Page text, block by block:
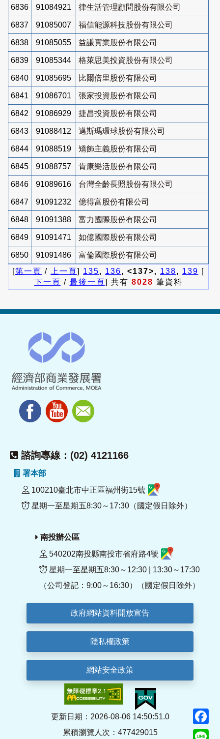
6836 91084921 律生活管理顧問股份有限公司
6837 91085007 福信能源科技股份有限公司
6838 91085055 益謙實業股份有限公司
6839 91085344 格萊思美投資股份有限公司
6840 91085695 比爾倍里股份有限公司
6841 91086701 張家投資股份有限公司
6842 91086929 捷昌投資股份有限公司
6843 91088412 邁斯瑪環球股份有限公司
6844 91088519 矯飾主義股份有限公司
6845 91088757 肯康樂活股份有限公司
6846 91089616 台灣全齡長照股份有限公司
6847 91091232 億得富股份有限公司
6848 91091388 富力國際股份有限公司
6849 91091471 如億國際股份有限公司
6850 91091486
富倫國際股份有限公司
[第一頁 / 上一頁] 135, 136, <137>, 138, 139 [
下一頁 / 最後一頁] 共有 8028 筆資料
諮詢專線：(02) 4121166
署本部
100210臺北市中正區福州街15號
星期一至星期五8:30～17:30（國定假日除外）
南投辦公區
540202南投縣南投市省府路4號
星期一至星期五8:30～12:30 | 13:30～17:30
（公司登記：9:00～16:30）（國定假日除外）
政府網站資料開放宣告
隱私權政策
網站安全政策
更新日期：2026-08-06 14:50:51.0
累積瀏覽人次：477429015